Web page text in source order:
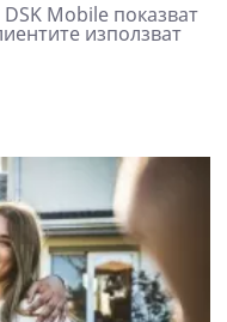
Mobile показват
използват